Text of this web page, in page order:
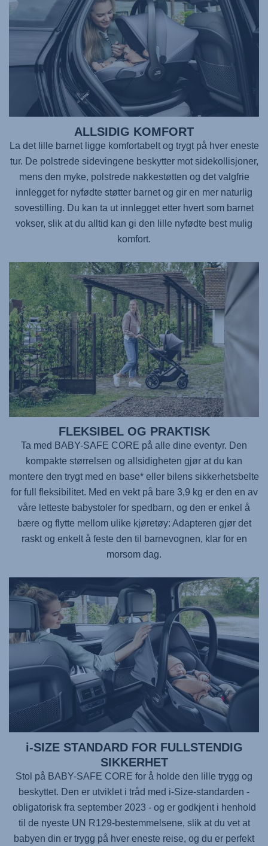
ALLSIDIG KOMFORT
La det lille barnet ligge komfortabelt og trygt på hver eneste
tur. De polstrede sidevingene beskytter mot sidekollisjoner,
mens den myke, polstrede nakkestøtten og det valgfrie
innlegget for nyfødte støtter barnet og gir en mer naturlig
sovestilling. Du kan ta ut innlegget etter hvert som barnet
vokser, slik at du alltid kan gi den lille nyfødte best mulig
komfort.
FLEKSIBEL OG PRAKTISK
Ta med BABY-SAFE CORE på alle dine eventyr. Den
kompakte størrelsen og allsidigheten gjør at du kan
montere den trygt med en base* eller bilens sikkerhetsbelte
for full fleksibilitet. Med en vekt på bare 3,9 kg er den en av
våre letteste babystoler for spedbarn, og den er enkel å
bære og flytte mellom ulike kjøretøy: Adapteren gjør det
raskt og enkelt å feste den til barnevognen, klar for en
morsom dag.
i-SIZE STANDARD FOR FULLSTENDIG
SIKKERHET
Stol på BABY-SAFE CORE for å holde den lille trygg og
beskyttet. Den er utviklet i tråd med i-Size-standarden -
obligatorisk fra september 2023 - og er godkjent i henhold
til de nyeste UN R129-bestemmelsene, slik at du vet at
babyen din er trygg på hver eneste reise, og du er perfekt